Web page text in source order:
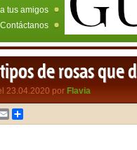
tus amigos
Contáctanos
de rosas que
23.04.2020 por Flavia
RedditEmail